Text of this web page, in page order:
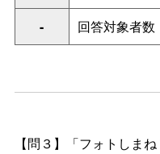
-
回答対象者数
【問３】「フォトしま